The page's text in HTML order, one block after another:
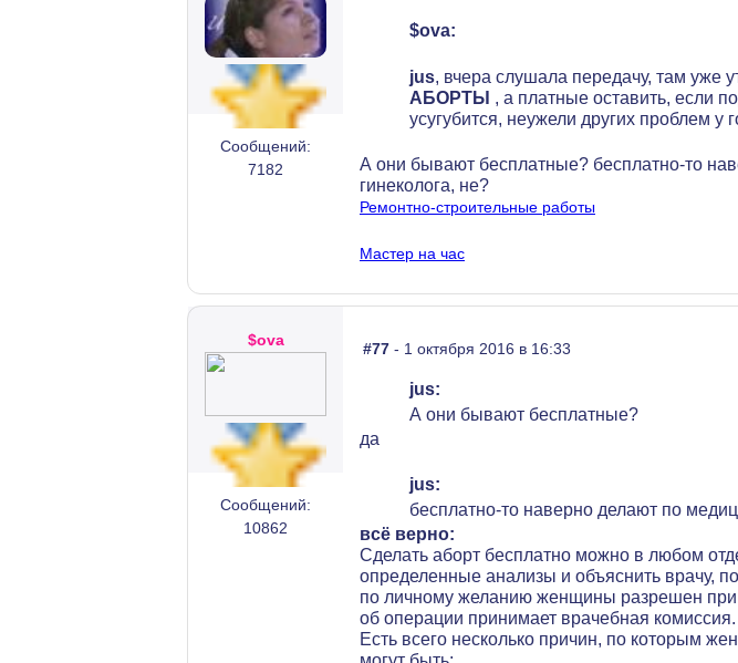
Сообщений:
7182
$ova:
jus, вчера слушала передачу, там уже
АБОРТЫ , а платные оставить, если
усугубится, неужели других проблем у
А они бывают бесплатные? бесплатно-то
гинеколога, не?
Ремонтно-строительные работы
Мастер на час
$ova
Сообщений:
10862
#77 - 1 октября 2016 в 16:33
jus:
А они бывают бесплатные?
да
jus:
бесплатно-то наверно делают по
всё верно:
Сделать аборт бесплатно можно в любом
определенные анализы и объяснить врачу,
по личному желанию женщины разрешен
об операции принимает врачебная комиссия.
Есть всего несколько причин, по которым